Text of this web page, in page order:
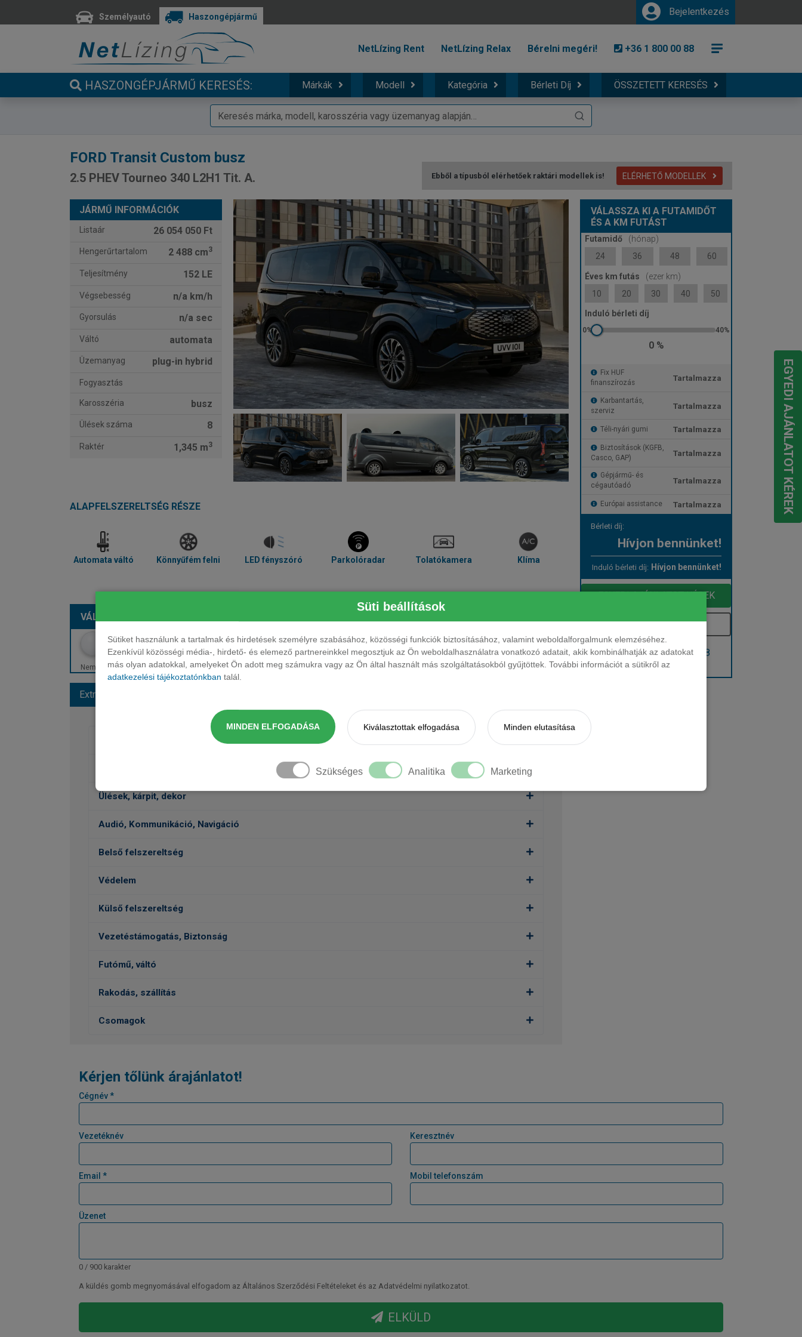
Süti beállítások
Sütiket használunk a tartalmak és hirdetések személyre szabásához, közösségi funkciók biztosításához, valamint weboldalforgalmunk elemzéséhez.
Ezenkívül közösségi média-, hirdető- és elemező partnereinkkel megosztjuk az Ön weboldalhasználatra vonatkozó adatait, akik kombinálhatják az adatokat
más olyan adatokkal, amelyeket Ön adott meg számukra vagy az Ön által használt más szolgáltatásokból gyűjtöttek. További információt a sütikről az
adatkezelési tájékoztatónkban talál.
MINDEN ELFOGADÁSA Kiválasztottak elfogadása Minden elutasítása
Szükséges Analitika Marketing
Személyautó Haszongépjármű Bejelentkezés
NetLízing Rent NetLízing Relax Bérelni megéri! +36 1 800 00 88
HASZONGÉPJÁRMŰ KERESÉS: Márkák Modell Kategória Bérleti Díj ÖSSZETETT KERESÉS
FORD Transit Custom busz
2.5 PHEV Tourneo 340 L2H1 Tit. A. Ebből a típusból elérhetőek raktári modellek is! ELÉRHETŐ MODELLEK
JÁRMŰ INFORMÁCIÓK
Listaár 26 054 050 Ft
Hengerűrtartalom 2 488 cm3
Teljesítmény 152 LE
Végsebesség n/a km/h
Gyorsulás n/a sec
Váltó automata
Üzemanyag plug-in hybrid
Fogyasztás
Karosszéria busz
Ülések száma 8
Raktér 1,345 m3
ALAPFELSZERELTSÉG RÉSZE
Automata váltó Könnyűfém felni LED fényszóró Parkolóradar Tolatókamera Klíma
VÁLASSZON SZÍNT:
Nem minden szín érhető el. Egyes színek felárral járhatnak. Kérjük, érdeklődjön.
Extrák és színek
Ülések, kárpit, dekor
Audió, Kommunikáció, Navigáció
Belső felszereltség
Védelem
Külső felszereltség
Vezetéstámogatás, Biztonság
Futómű, váltó
Rakodás, szállítás
Csomagok
VÁLASSZA KI A FUTAMIDŐT
ÉS A KM FUTÁST
Futamidő
(hónap)
24
36 48 60
Éves km futás
(ezer km)
10
20 30 40 50
Induló bérleti díj
0 %
Fix HUF
finanszírozás
Tartalmazza
Karbantartás,
szerviz
Tartalmazza
Téli-nyári gumi Tartalmazza
Biztosítások (KGFB,
Casco, GAP)
Tartalmazza
Gépjármű- és
cégautóadó
Tartalmazza
Európai assistance Tartalmazza
Bérleti díj:
Hívjon bennünket!
Induló bérleti díj: Hívjon bennünket!
EGYEDI AJÁNLATOT KÉREK
Kérem e-mailben
Hívjon: +36 1 888 0088
Kérjen visszahívást!
Kérjen tőlünk árajánlatot!
Cégnév *
Vezetéknév Keresztnév
Email * Mobil telefonszám
Üzenet
0 / 900 karakter
A küldés gomb megnyomásával elfogadom az Általános Szerződési Feltételeket és az Adatvédelmi nyilatkozatot.
ELKÜLD
EGYEDI AJÁNLATOT KÉREK